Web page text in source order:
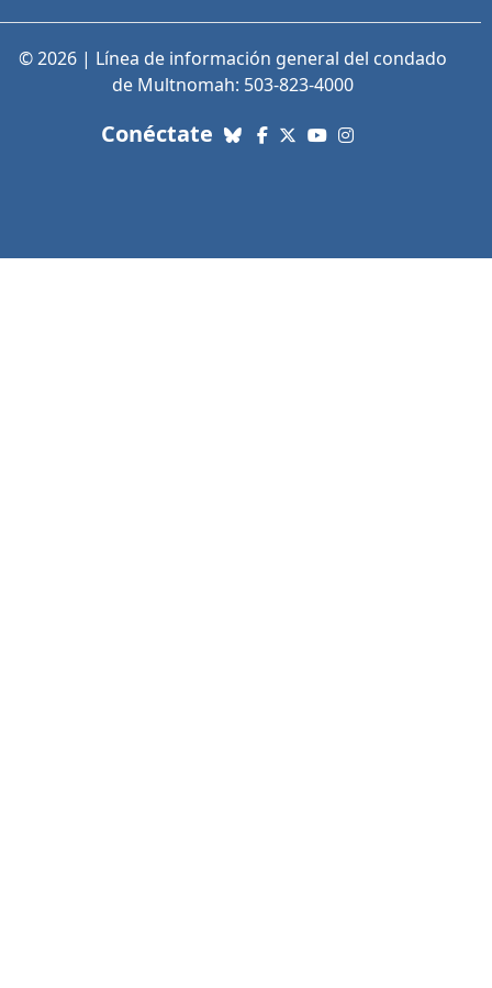
© 2026 | Línea de información general del condado
de Multnomah: 503-823-4000
Conéctate con nosotros. Enlaces a
Bluesky
Facebook
X (Twitter)
YouTube
Instagram